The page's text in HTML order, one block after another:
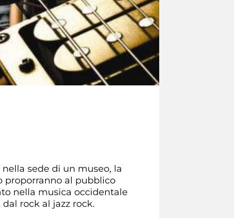
sede di un museo, la
proporranno al pubblico
nella musica occidentale
rock al jazz rock.